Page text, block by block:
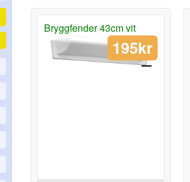
Bryggfender 43cm vit
195kr